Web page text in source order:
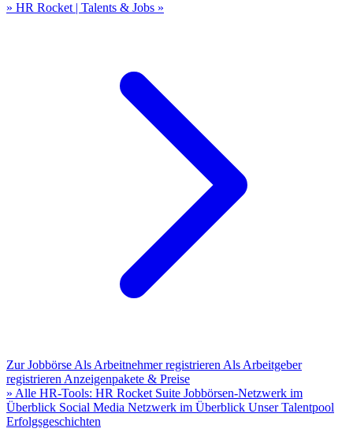
» HR Rocket | Talents & Jobs »
Zur Jobbörse Als Arbeitnehmer registrieren Als Arbeitgeber
registrieren Anzeigenpakete & Preise
» Alle HR-Tools: HR Rocket Suite Jobbörsen-Netzwerk im
Überblick Social Media Netzwerk im Überblick Unser Talentpool
Erfolgsgeschichten